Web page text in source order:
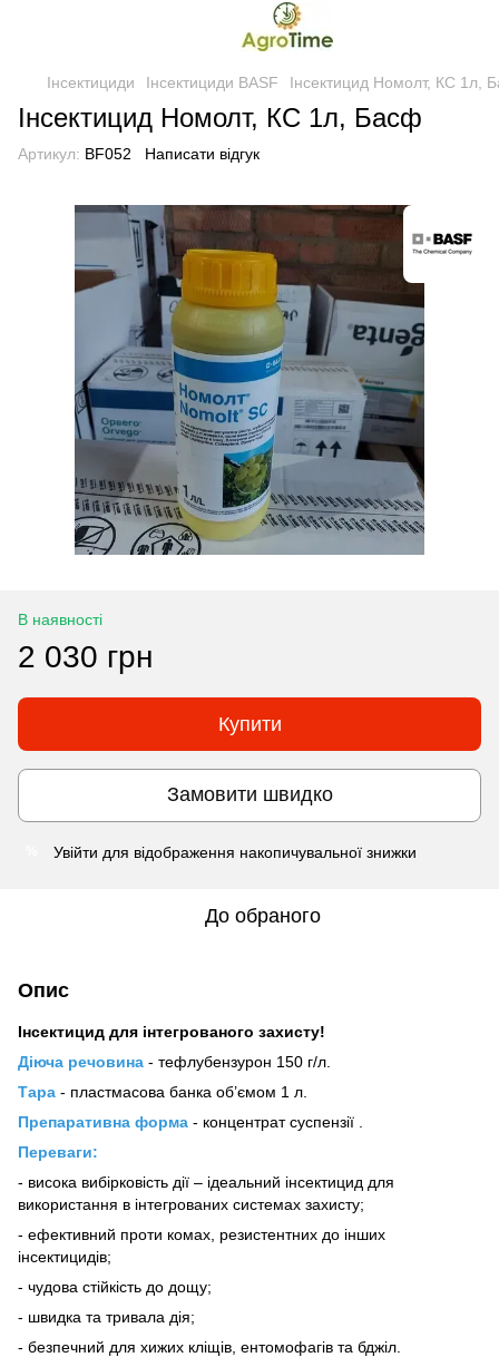
Інсектициди Інсектициди BASF Інсектицид Номолт, КС 1л,
Інсектицид Номолт, КС 1л, Басф
Артикул: BF052 Написати відгук
В наявності
2 030 грн
Купити
Замовити швидко
Увійти для відображення накопичувальної знижки
До обраного
Опис
Iнсектицид для iнтегрованого захисту!
Діюча речовина - тефлубензурон 150 г/л.
Тара - пластмасова банка об’ємом 1 л.
Препаративна форма - концентрат суспензії .
Переваги:
- висока вибірковість дії – ідеальний інсектицид для
використання в інтегрованих системах захисту;
- ефективний проти комах, резистентних до інших
інсектицидів;
- чудова стійкість до дощу;
- швидка та тривала дія;
- безпечний для хижих кліщів, ентомофагів та бджіл.